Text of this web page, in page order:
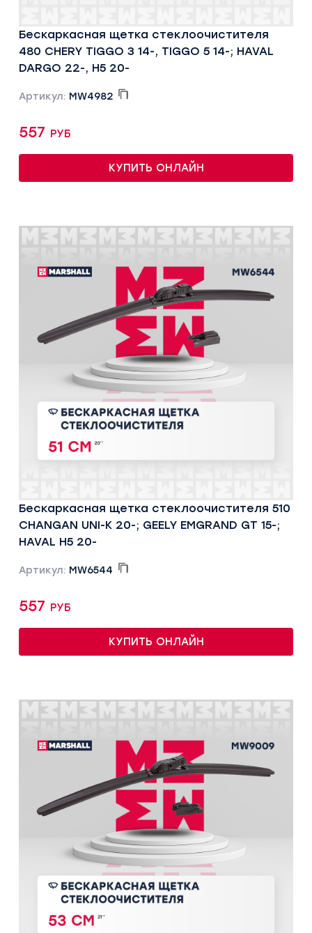
Бескаркасная щетка стеклоочистителя
480 CHERY TIGGO 3 14-, TIGGO 5 14-; HAVAL
DARGO 22-, H5 20-
Артикул: MW4982
557 руб
КУПИТЬ ОНЛАЙН
Бескаркасная щетка стеклоочистителя 510
CHANGAN UNI-K 20-; GEELY EMGRAND GT 15-;
HAVAL H5 20-
Артикул: MW6544
557 руб
КУПИТЬ ОНЛАЙН